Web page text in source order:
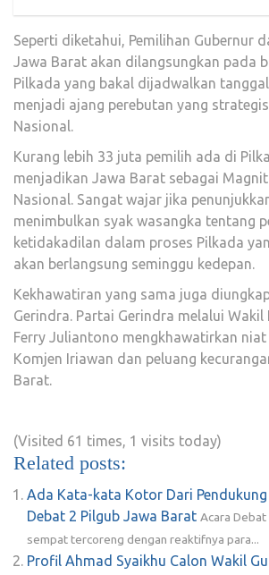
Seperti diketahui, Pemilihan Gubernur
Jawa Barat akan dilangsungkan pada
Pilkada yang bakal dijadwalkan
menjadi ajang perebutan yang
Nasional.
Kurang lebih 33 juta pemilih ada di
menjadikan Jawa Barat sebagai
Nasional. Sangat wajar jika
menimbulkan syak wasangka tentang
ketidakadilan dalam proses Pilkada
akan berlangsung seminggu kedepan.
Kekhawatiran yang sama juga
Gerindra. Partai Gerindra melalui Wakil
Ferry Juliantono mengkhawatirkan
Komjen Iriawan dan peluang
Barat.
(Visited 61 times, 1 visits today)
Related posts:
Ada Kata-kata Kotor Dari
Debat 2 Pilgub Jawa Barat Acara
sempat tercoreng dengan reaktifnya para...
Profil Ahmad Syaikhu Calon Wakil